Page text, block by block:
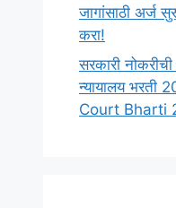
जागांसाठी अर्ज
करा!
सरकारी
न्यायालय
Court Bharti